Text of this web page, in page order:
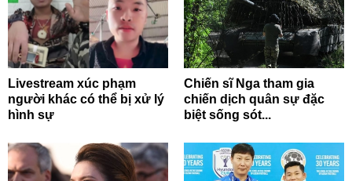
Livestream xúc phạm
người khác có thể bị xử lý
hình sự
Chiến sĩ Nga tham gia
chiến dịch quân sự đặc
biệt sống sót...